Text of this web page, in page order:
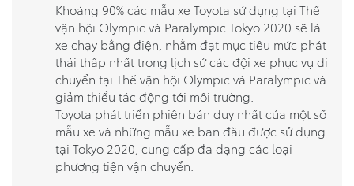
Liên hệ Đại lý
Khoảng 90% các mẫu xe Toyota sử dụng tại Thế
vận hội Olympic và Paralympic Tokyo 2020 sẽ là
xe chạy bằng điện, nhằm đạt mục tiêu mức phát
thải thấp nhất trong lịch sử các đội xe phục vụ di
chuyển tại Thế vận hội Olympic và Paralympic và
giảm thiểu tác động tới môi trường.
Toyota phát triển phiên bản duy nhất của một số
mẫu xe và những mẫu xe ban đầu được sử dụng
tại Tokyo 2020, cung cấp đa dạng các loại
phương tiện vận chuyển.